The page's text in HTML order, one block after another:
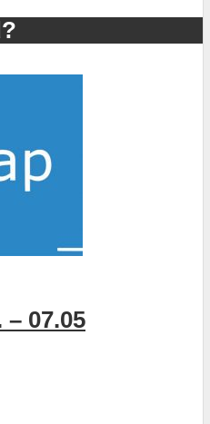
– 07.05